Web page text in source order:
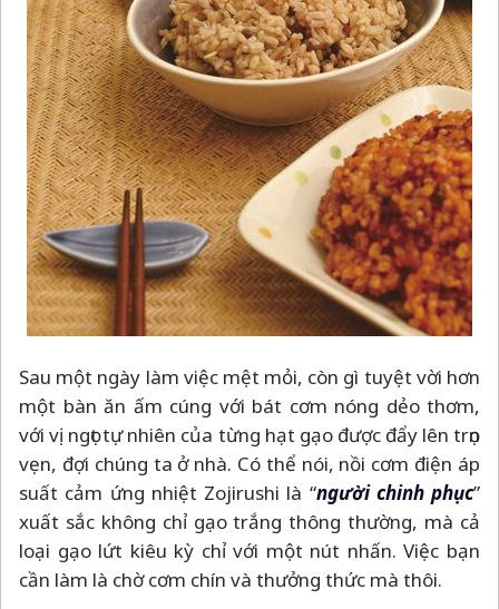
Sau một ngày làm việc mệt mỏi, còn gì tuyệt vời hơn
một bàn ăn ấm cúng với bát cơm nóng dẻo thơm,
với vị ngọt tự nhiên của từng hạt gạo được đẩy lên trọn
vẹn, đợi chúng ta ở nhà. Có thể nói, nồi cơm điện áp
suất cảm ứng nhiệt Zojirushi là “người chinh phục”
xuất sắc không chỉ gạo trắng thông thường, mà cả
loại gạo lứt kiêu kỳ chỉ với một nút nhấn. Việc bạn
cần làm là chờ cơm chín và thưởng thức mà thôi.